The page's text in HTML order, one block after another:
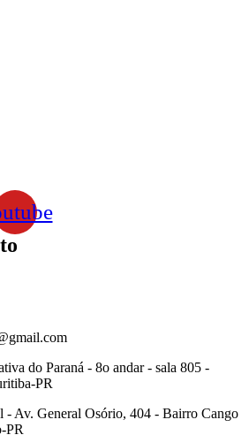
do Paraná - 8o andar - sala 805 -
PR
- Av. General Osório, 404 - Bairro Cango
PR